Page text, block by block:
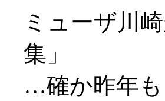
ミューザ川
集」
…確か昨年も